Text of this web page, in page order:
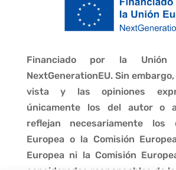
Financiado por la Unión
NextGenerationEU. Sin
vista y las opiniones
únicamente los del autor o
reflejan necesariamente
Europea o la Comisión
Europea ni la Comisión